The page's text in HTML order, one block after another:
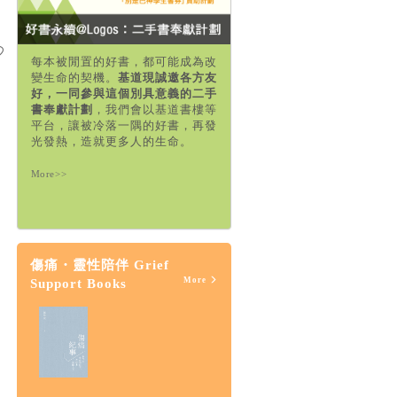
每本被閒置的好書，都可能成為改
變生命的契機。 基道現誠邀各方友
好，一同參與這個別具意義的二手
書奉獻計劃 ，我們會以基道書樓等
平台，讓被冷落一隅的好書，再發
光發熱，造就更多人的生命。
More>>
傷痛・靈性陪伴 Grief
Support Books
More